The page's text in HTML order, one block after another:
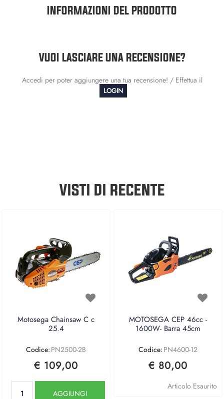
INFORMAZIONI DEL PRODOTTO
VUOI LASCIARE UNA RECENSIONE?
Accedi per poter aggiungere una tua recensione! / Effettua il
LOGIN
VISTI DI RECENTE
Motosega Chainsaw C c
25.4
Codice: PN2500-2B
€ 109,00
AGGIUNGI
MOTOSEGA CEP 46cc -
1600W- Barra 45cm
Codice: PN4600-12
€ 80,00
Articolo Esaurito